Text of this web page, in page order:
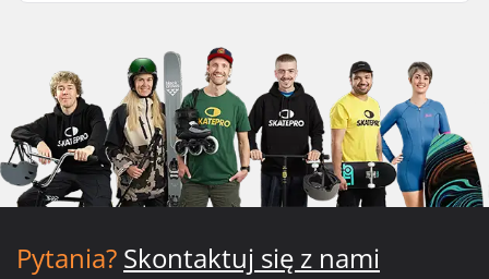
Pytania? Skontaktuj się z nami